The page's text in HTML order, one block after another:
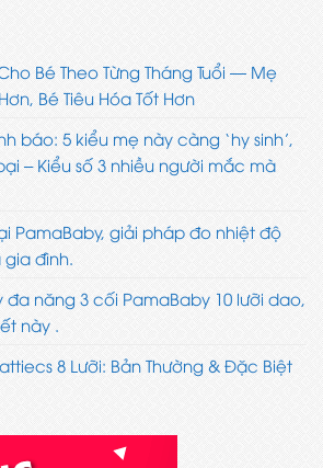
Bé Theo Từng Tháng Tuổi — Mẹ
Bé Tiêu Hóa Tốt Hơn
báo: 5 kiểu mẹ này càng ‘hy sinh’,
– Kiểu số 3 nhiều người mắc mà
PamaBaby, giải pháp đo nhiệt độ
đình.
năng 3 cối PamaBaby 10 lưỡi dao,
này .
8 Lưỡi: Bản Thường & Đặc Biệt